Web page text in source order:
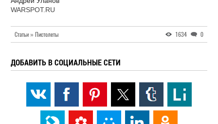
WARSPOT.RU
Статьи » Пистолеты 1634 0
ДОБАВИТЬ В СОЦИАЛЬНЫЕ СЕТИ